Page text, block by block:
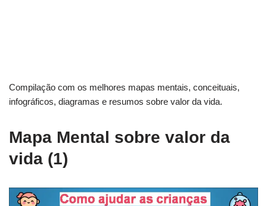
Compilação com os melhores mapas mentais, conceituais,
infográficos, diagramas e resumos sobre valor da vida.
Mapa Mental sobre valor da
vida (1)